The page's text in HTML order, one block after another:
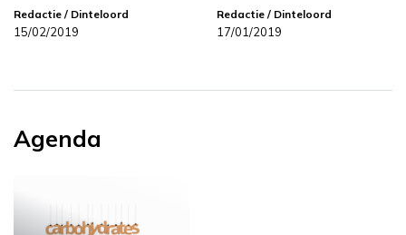
Redactie / Dinteloord
15/02/2019
Redactie / Dinteloord
17/01/2019
Agenda